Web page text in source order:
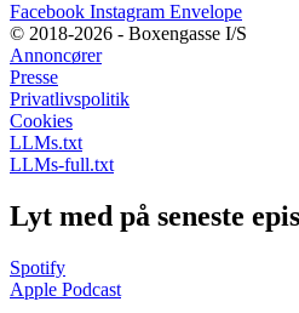
Facebook Instagram Envelope
© 2018-2026 - Boxengasse I/S
Annoncører
Presse
Privatlivspolitik
Cookies
LLMs.txt
LLMs-full.txt
Lyt med på seneste
Spotify
Apple Podcast